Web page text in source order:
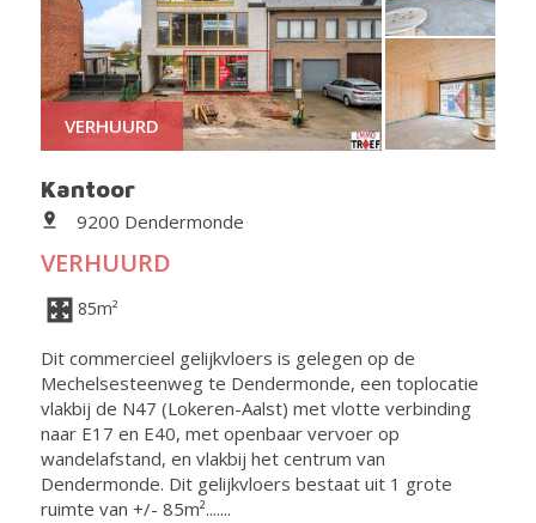
VERHUURD
Kantoor
9200 Dendermonde
VERHUURD
85m²
Dit commercieel gelijkvloers is gelegen op de
Mechelsesteenweg te Dendermonde, een toplocatie
vlakbij de N47 (Lokeren-Aalst) met vlotte verbinding
naar E17 en E40, met openbaar vervoer op
wandelafstand, en vlakbij het centrum van
Dendermonde. Dit gelijkvloers bestaat uit 1 grote
ruimte van +/- 85m².......